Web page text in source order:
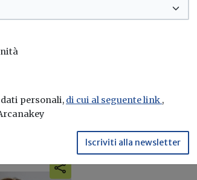
personali, di cui al seguente link ,
Iscriviti alla newsletter